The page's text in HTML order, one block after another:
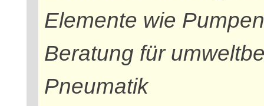
Elemente wie
Beratung für
Pneumatik